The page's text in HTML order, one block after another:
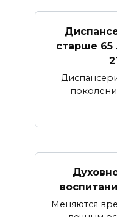
старше 65
Меняются